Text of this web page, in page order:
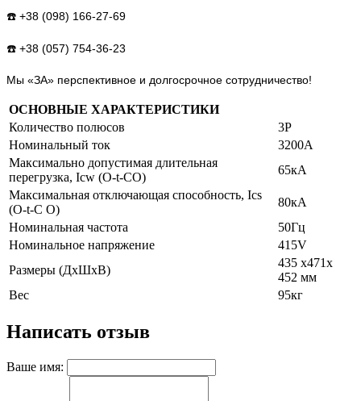
☎️ +38 (098) 166-27-69
☎️ +38 (057) 754-36-23
Мы «ЗА» перспективное и долгосрочное сотрудничество!
ОСНОВНЫЕ ХАРАКТЕРИСТИКИ
Количество полюсов
3Р
Номинальный ток
3200А
Максимально допустимая длительная
перегрузка, Icw (O-t-CO)
65кА
Максимальная отключающая способность, Ics
(O-t-C O)
80кА
Номинальная частота
50Гц
Номинальное напряжение
415V
Размеры (ДхШхВ)
435 x471x
452 мм
Вес
95кг
Написать отзыв
Ваше имя: